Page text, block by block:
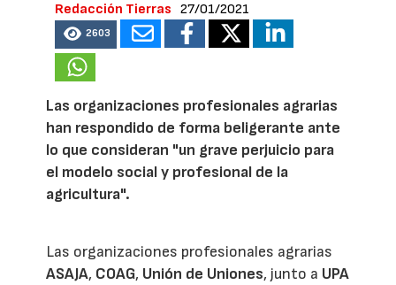
Redacción Tierras 27/01/2021
2603
Las organizaciones profesionales agrarias
han respondido de forma beligerante ante
lo que consideran "un grave perjuicio para
el modelo social y profesional de la
agricultura".
Las organizaciones profesionales agrarias
ASAJA, COAG, Unión de Uniones, junto a UPA